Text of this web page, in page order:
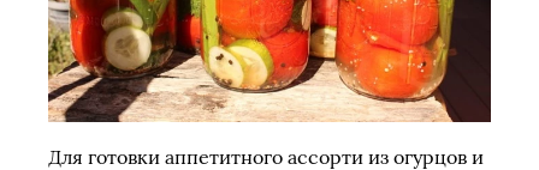
Для готовки аппетитного ассорти из огурцов и